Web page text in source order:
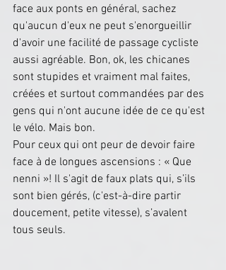
face aux ponts en général, sachez
qu'aucun d'eux ne peut s'enorgueillir
d'avoir une facilité de passage cycliste
aussi agréable. Bon, ok, les chicanes
sont stupides et vraiment mal faites,
créées et surtout commandées par des
gens qui n'ont aucune idée de ce qu'est
le vélo. Mais bon.
Pour ceux qui ont peur de devoir faire
face à de longues ascensions : « Que
nenni »! Il s'agit de faux plats qui, s’ils
sont bien gérés, (c'est-à-dire partir
doucement, petite vitesse), s’avalent
tous seuls.